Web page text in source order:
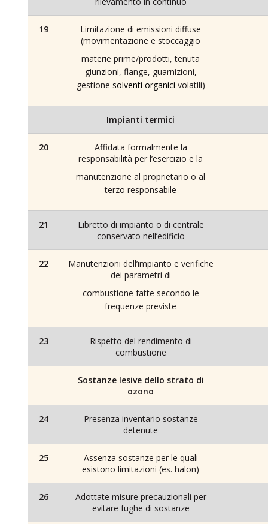
19
Limitazione di emissioni diffuse
(movimentazione e stoccaggio
materie prime/prodotti, tenuta
giunzioni, flange, guarnizioni,
gestione solventi organici volatili)
Impianti termici
20
Affidata formalmente la
responsabilità per l’esercizio e la
manutenzione al proprietario o al
terzo responsabile
21
Libretto di impianto o di centrale
conservato nell’edificio
22
Manutenzioni dell’impianto e verifiche
dei parametri di
combustione fatte secondo le
frequenze previste
23
Rispetto del rendimento di
combustione
Sostanze lesive dello strato di
ozono
24
Presenza inventario sostanze
detenute
25
Assenza sostanze per le quali
esistono limitazioni (es. halon)
26
Adottate misure precauzionali per
evitare fughe di sostanze